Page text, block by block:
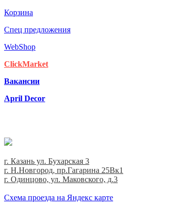
Корзина
Спец предложения
WebShop
ClickMarket
Вакансии
April Decor
г. Казань ул. Бухарская 3
г. Н.Новгород, пр.Гагарина 25Вк1
г. Одинцово, ул. Маковского, д.3
Cхема проезда на Яндекс карте